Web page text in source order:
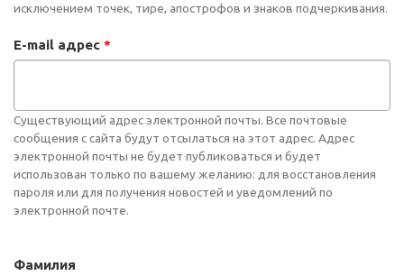
исключением точек, тире, апострофов и знаков подчеркивания.
E-mail адрес *
Существующий адрес электронной почты. Все почтовые
сообщения с сайта будут отсылаться на этот адрес. Адрес
электронной почты не будет публиковаться и будет
использован только по вашему желанию: для восстановления
пароля или для получения новостей и уведомлений по
электронной почте.
Фамилия